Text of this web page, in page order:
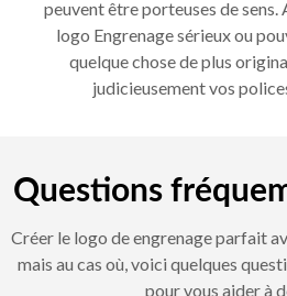
peuvent être porteuses de sens.
logo Engrenage sérieux ou
quelque chose de plus
judicieusement vos
Questions
Créer le logo de engrenage parfait
mais au cas où, voici quelques
pour vous aider à